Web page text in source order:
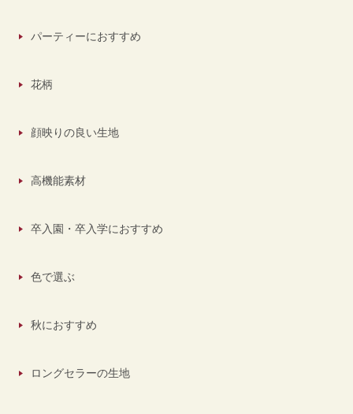
パーティーにおすすめ
花柄
顔映りの良い生地
高機能素材
卒入園・卒入学におすすめ
色で選ぶ
秋におすすめ
ロングセラーの生地